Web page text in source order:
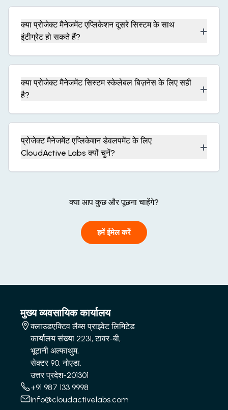
क्या प्रोजेक्ट मैनेजमेंट एप्लिकेशन दूसरे सिस्टम के साथ
इंटीग्रेट हो सकते हैं?
+
क्या प्रोजेक्ट मैनेजमेंट सिस्टम स्केलेबल बिज़नेस के लिए सही
है?
+
प्रोजेक्ट मैनेजमेंट एप्लिकेशन डेवलपमेंट के लिए
CloudActive Labs क्यों चुनें?
+
क्या आप कुछ और पूछना चाहेंगे?
हमें ईमेल करें
मुख्य व्यवसायिक कार्यालय
क्लाउडएक्टिव लैब्स प्राइवेट लिमिटेड
कार्यालय संख्या 2231, टावर-बी,
भूटानी अल्फाथुम,
सेक्टर 90, नोएडा,
उत्तर प्रदेश-201301
+91 987 133 9998
info@cloudactivelabs.com